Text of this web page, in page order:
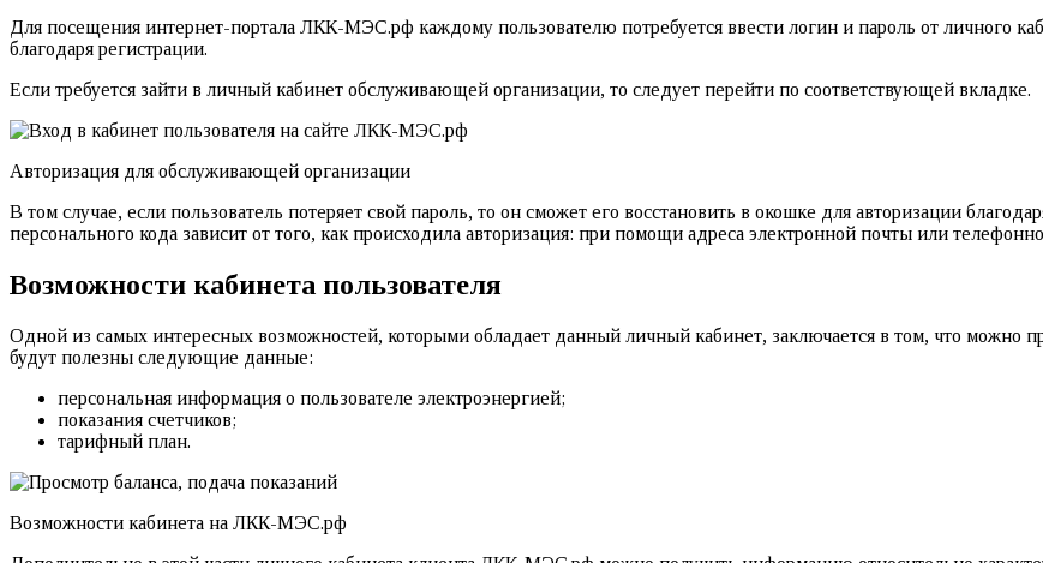
Для посещения интернет-портала ЛКК-МЭС.рф каждому пользователю потребуется ввести логин и пароль от личного
благодаря регистрации.
Если требуется зайти в личный кабинет обслуживающей организации, то следует перейти по соответствующей вкладке.
Авторизация для обслуживающей организации
В том случае, если пользователь потеряет свой пароль, то он сможет его восстановить в окошке для авторизации
персонального кода зависит от того, как происходила авторизация: при помощи адреса электронной почты или
Возможности кабинета пользователя
Одной из самых интересных возможностей, которыми обладает данный личный кабинет, заключается в том, что можно
будут полезны следующие данные:
персональная информация о пользователе электроэнергией;
показания счетчиков;
тарифный план.
Возможности кабинета на ЛКК-МЭС.рф